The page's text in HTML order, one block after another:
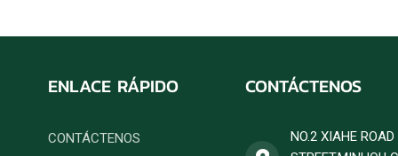
ENLACE RÁPIDO
CONTÁCTENOS
CONTÁCTENOS
NO.2 XIAHE